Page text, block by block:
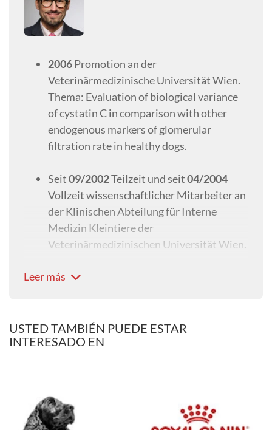
2006Promotion an der
Veterinärmedizinische Universität Wien.
Thema: Evaluation of biological variance
of cystatin C in comparison with other
endogenous markers of glomerular
filtration rate in healthy dogs.
Seit09/2002Teilzeit und seit04/2004
Vollzeit wissenschaftlicher Mitarbeiter an
der Klinischen Abteilung für Interne
Medizin Kleintiere der
Veterinärmedizinischen Universität Wien.
Arbeitsbereiche: Onkologie, Nephrologie,
Seit2010zusätzlich medizinische Leitung
der Nuklearmedizin in der Plattform für
Leer más
USTED TAMBIÉN PUEDE ESTAR
INTERESADO EN